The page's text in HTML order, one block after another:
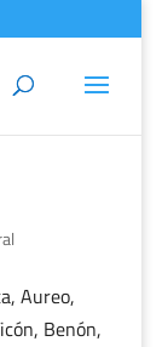
Aureo,
Benón,